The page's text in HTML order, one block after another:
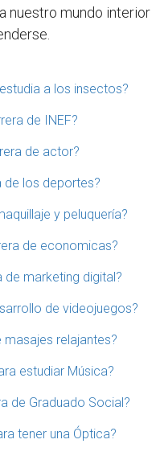
nuestro mundo interior
a los insectos?
de INEF?
de actor?
de los deportes?
y peluquería?
de economicas?
de marketing digital?
de videojuegos?
relajantes?
estudiar Música?
de Graduado Social?
tener una Óptica?